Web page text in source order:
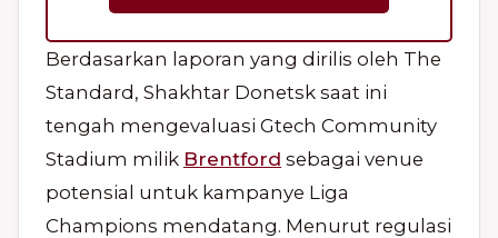
Berdasarkan laporan yang dirilis oleh The
Standard, Shakhtar Donetsk saat ini
tengah mengevaluasi Gtech Community
Stadium milik Brentford sebagai venue
potensial untuk kampanye Liga
Champions mendatang. Menurut regulasi